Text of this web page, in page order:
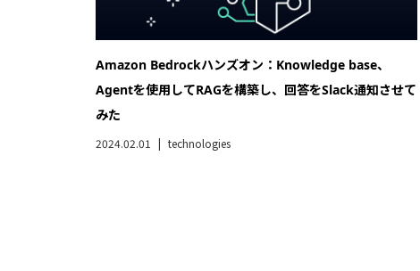
Amazon Bedrockハンズオン：Knowledge base、
Agentを使用してRAGを構築し、回答をSlack通知させて
みた
2024.02.01 technologies